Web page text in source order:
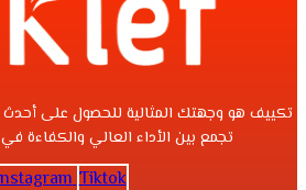
تكييف هو وجهتك المثالية للحصول على
تجمع بين الأداء العالي والكفاءة
Tiktok